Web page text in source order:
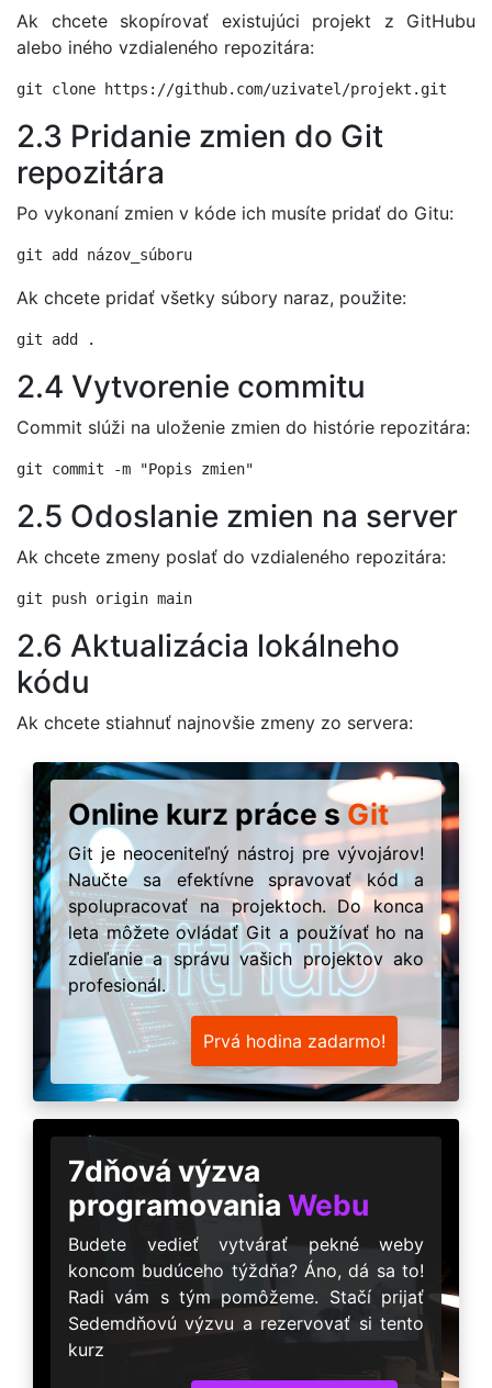
Ak chcete skopírovať existujúci projekt z GitHubu
alebo iného vzdialeného repozitára:
2.3 Pridanie zmien do Git
repozitára
Po vykonaní zmien v kóde ich musíte pridať do Gitu:
Ak chcete pridať všetky súbory naraz, použite:
2.4 Vytvorenie commitu
Commit slúži na uloženie zmien do histórie repozitára:
2.5 Odoslanie zmien na server
Ak chcete zmeny poslať do vzdialeného repozitára:
2.6 Aktualizácia lokálneho
kódu
Ak chcete stiahnuť najnovšie zmeny zo servera:
Online kurz práce sGit
Git je neoceniteľný nástroj pre vývojárov!
Naučte sa efektívne spravovať kód a
spolupracovať na projektoch. Do konca
leta môžete ovládať Git a používať ho na
zdieľanie a správu vašich projektov ako
profesionál.
Prvá hodina zadarmo!
7dňová výzva
programovania Webu
Budete vedieť vytvárať pekné weby
koncom budúceho týždňa? Áno, dá sa to!
Radi vám s tým pomôžeme. Stačí prijať
Sedemdňovú výzvu a rezervovať si tento
kurz